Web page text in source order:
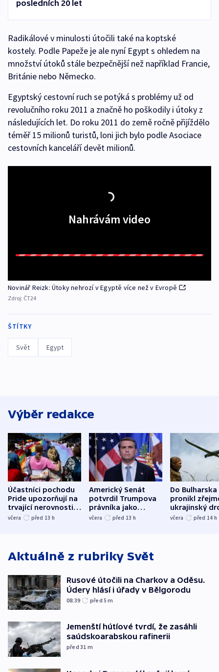
posledních 20 let
Radikálové v minulosti útočili také na koptské
kostely. Podle Papeže je ale nyní Egypt s ohledem na
množství útoků stále bezpečnější než například Francie,
Británie nebo Německo.
Egyptský cestovní ruch se potýká s problémy už od
revolučního roku 2011 a značně ho poškodily i útoky z
následujících let. Do roku 2011 do země ročně přijíždělo
téměř 15 milionů turistů, loni jich bylo podle Asociace
cestovních kanceláří devět milionů.
Nahrávám video
Novinář Reizk: Útoky nehrozí v Egyptě více než v Evropě
Zdroj: ČT24
ŠTÍTKY
Svět Egypt
Výběr redakce
Účastníci pochodu
Pride upozorňují na
trvající nerovnosti i
společenskou
včera před 13 h
Americký Senát
potvrdil Trumpova
právníka jako
ministra
včera před 13 h
Do Bulharska
pronikl
ukrajinský
explodoval
včera před 14 h
Aktuálně z rubriky Svět
Rusové útočili na Charkov a Oděsu.
Údery hlásí i úřady v Bělgorodu
08:39 před 5m
Jemenští hútíové tvrdí, že zasáhli
saúdskoarabskou rafinerii
před 31 m